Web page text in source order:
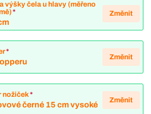
výšky čela u hlavy (měřeno
* Změnit
*
Změnit
nožiček*
černé 15 cm vysoké
Změnit